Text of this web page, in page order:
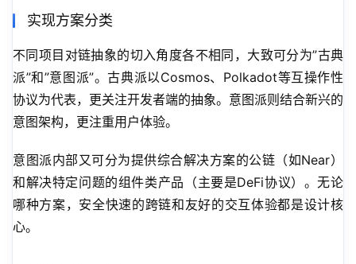
实现方案分类
不同项目对链抽象的切入角度各不相同，大致可分为”古典
派”和”意图派”。古典派以Cosmos、Polkadot等互操作性
协议为代表，更关注开发者端的抽象。意图派则结合新兴的
意图架构，更注重用户体验。
意图派内部又可分为提供综合解决方案的公链（如Near）
和解决特定问题的组件类产品（主要是DeFi协议）。无论
哪种方案，安全快速的跨链和友好的交互体验都是设计核
心。